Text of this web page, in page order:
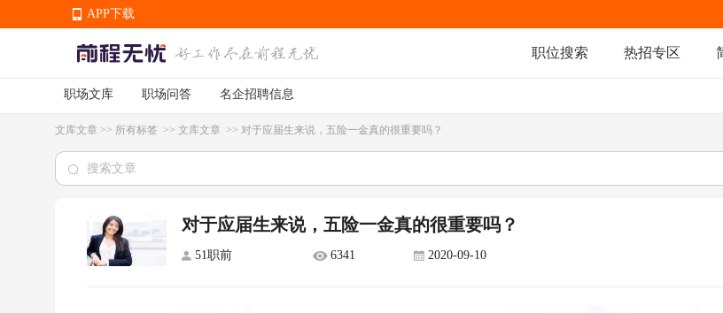
APP下载
APP下载
职位搜索 热招专区
职场文库 职场问答 名企招聘信息
文库文章 >> 所有标签 >> 文库文章 >> 对于应届生来说，五险一金真的很重要吗？
对于应届生来说，五险一金真的很重要吗？
51职前 6341 2020-09-10